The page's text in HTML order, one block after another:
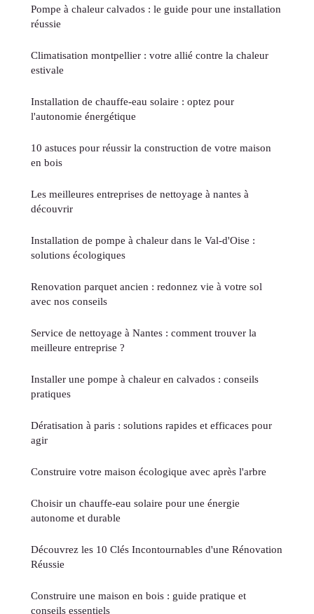
Pompe à chaleur calvados : le guide pour une installation
réussie
Climatisation montpellier : votre allié contre la chaleur
estivale
Installation de chauffe-eau solaire : optez pour
l'autonomie énergétique
10 astuces pour réussir la construction de votre maison
en bois
Les meilleures entreprises de nettoyage à nantes à
découvrir
Installation de pompe à chaleur dans le Val-d'Oise :
solutions écologiques
Renovation parquet ancien : redonnez vie à votre sol
avec nos conseils
Service de nettoyage à Nantes : comment trouver la
meilleure entreprise ?
Installer une pompe à chaleur en calvados : conseils
pratiques
Dératisation à paris : solutions rapides et efficaces pour
agir
Construire votre maison écologique avec après l'arbre
Choisir un chauffe-eau solaire pour une énergie
autonome et durable
Découvrez les 10 Clés Incontournables d'une Rénovation
Réussie
Construire une maison en bois : guide pratique et
conseils essentiels